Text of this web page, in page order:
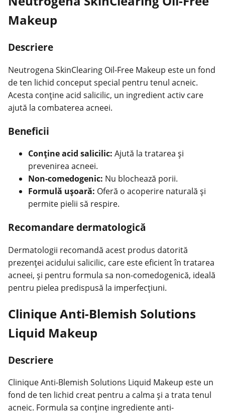
Makeup
Descriere
Neutrogena SkinClearing Oil-Free Makeup este un fond
de ten lichid conceput special pentru tenul acneic.
Acesta conține acid salicilic, un ingredient activ care
ajută la combaterea acneei.
Beneficii
Conține acid salicilic: Ajută la tratarea și
prevenirea acneei.
Non-comedogenic: Nu blochează porii.
Formulă ușoară: Oferă o acoperire naturală și
permite pielii să respire.
Recomandare dermatologică
Dermatologii recomandă acest produs datorită
prezenței acidului salicilic, care este eficient în tratarea
acneei, și pentru formula sa non-comedogenică, ideală
pentru pielea predispusă la imperfecțiuni.
Clinique Anti-Blemish Solutions
Liquid Makeup
Descriere
Clinique Anti-Blemish Solutions Liquid Makeup este un
fond de ten lichid creat pentru a calma și a trata tenul
acneic. Formula sa conține ingrediente anti-